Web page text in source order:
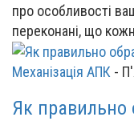
про особливості
переконані, що
Механізація АПК -
Як правильно